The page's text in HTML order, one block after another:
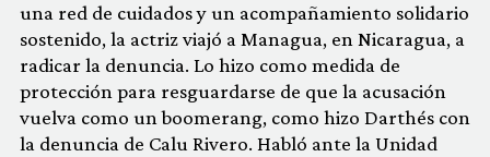
una red de cuidados y un acompañamiento solidario
sostenido, la actriz viajó a Managua, en Nicaragua, a
radicar la denuncia. Lo hizo como medida de
protección para resguardarse de que la acusación
vuelva como un boomerang, como hizo Darthés con
la denuncia de Calu Rivero. Habló ante la Unidad